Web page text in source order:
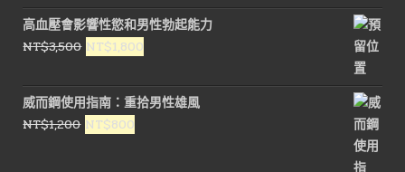
價
格：
NT$1,200。
價
格：
NT$500。
高血壓會影響性慾和男性勃起能力
NT$3,500 原
價
格：
NT$3,500。
NT$1,800
價
格：
威而鋼使用指南：重拾男性雄風
NT$1,200 原
NT$800